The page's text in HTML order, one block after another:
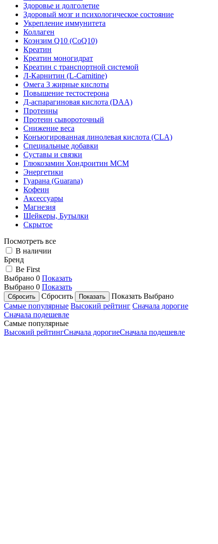
Здоровье и долголетие
Здоровый мозг и психологическое состояние
Укрепление иммунитета
Коллаген
Коэнзим Q10 (CoQ10)
Креатин
Креатин моногидрат
Креатин с транспортной системой
Л-Карнитин (L-Сarnitine)
Омега 3 жирные кислоты
Повышение тестостерона
Д-аспарагиновая кислота (DAA)
Протеины
Протеин сывороточный
Снижение веса
Конъюгированная линолевая кислота (CLA)
Специальные добавки
Суставы и связки
Глюкозамин Хондроитин МСМ
Энергетики
Гуарана (Guarana)
Кофеин
Аксессуары
Магнезия
Шейкеры, Бутылки
Скрытое
Посмотреть все
В наличии
Бренд
Be First
Выбрано 0 Показать
Выбрано 0 Показать
Сбросить
Показать Выбрано
Самые популярные Высокий рейтинг Сначала дорогие
Сначала подешевле
Самые популярные
Высокий рейтингСначала дорогиеСначала подешевле